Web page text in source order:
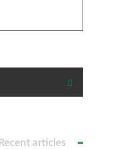
Recent articles